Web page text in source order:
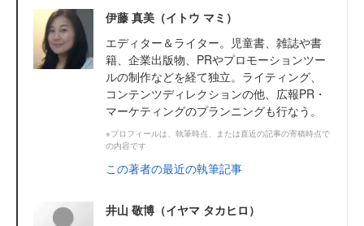
伊藤 真美（イトウ マミ）
エディター＆ライター。児童書、雑誌や書
籍、企業出版物、PRやプロモーションツー
ルの制作などを経て独立。ライティング、
コンテンツディレクションの他、広報PR・
マーケティングのプランニングも行なう。
※プロフィールは、執筆時点、または直近の記事の寄稿時点で
の内容です
この著者の最近の執筆記事
井山 敬博（イヤマ タカヒロ）